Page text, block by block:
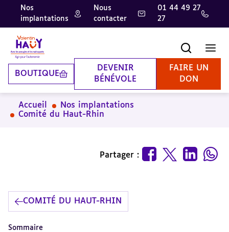
Aller
contenu
principal
Aller
pied
de
page
Aller
la
recherche
Nos
implantations
Nous
contacter
01 44 49 27
27
BOUTIQUE
DEVENIR
BÉNÉVOLE
FAIRE UN
DON
Accueil
Nos implantations
Comité du Haut-Rhin
Partager :
COMITÉ DU HAUT-RHIN
Sommaire